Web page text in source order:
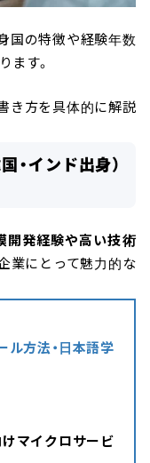
国の特徴や経験年数
ます。
き方を具体的に解説
・インド出身）
開発経験や高い技術
業にとって魅力的な
方法・日本語学
マイクロサービ